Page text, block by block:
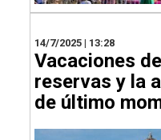
14/7/2025 | 13:28
Vacaciones
reservas y la
de último